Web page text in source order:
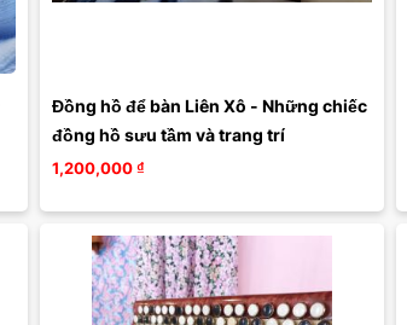
Đồng hồ để bàn Liên Xô - Những chiếc
đồng hồ sưu tầm và trang trí
1,200,000₫